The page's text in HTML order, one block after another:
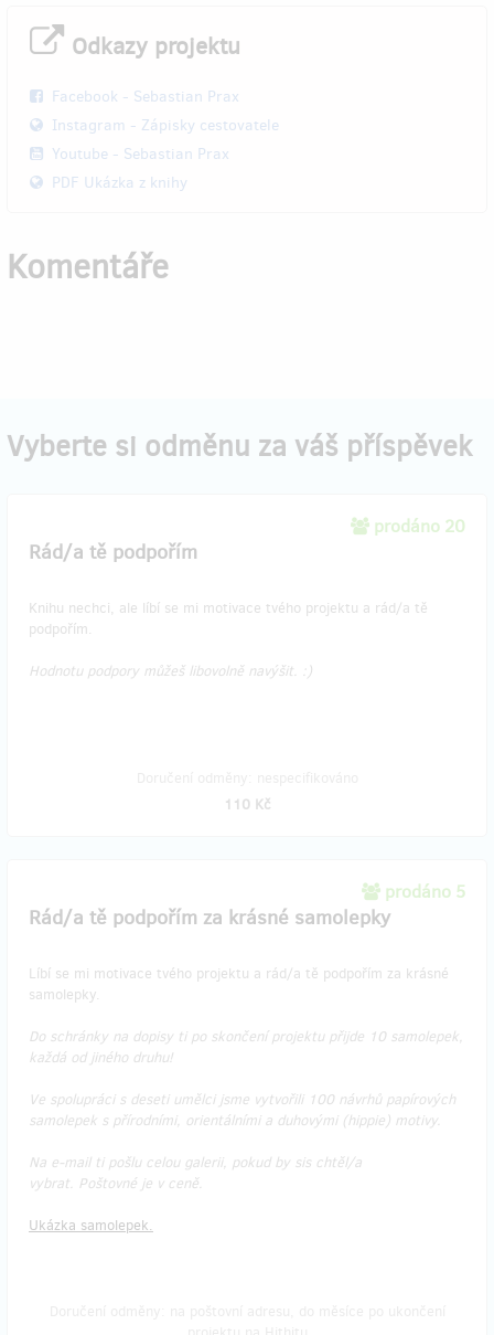
Odkazy projektu
Facebook - Sebastian Prax
Instagram - Zápisky cestovatele
Youtube - Sebastian Prax
PDF Ukázka z knihy
Komentáře
Vyberte si odměnu za váš příspěvek
prodáno 20
Rád/a tě podpořím
Knihu nechci, ale líbí se mi motivace tvého projektu a rád/a tě
podpořím.
Hodnotu podpory můžeš libovolně navýšit. :)
110 Kč
prodáno 5
Rád/a tě podpořím za krásné samolepky
Líbí se mi motivace tvého projektu a rád/a tě podpořím za krásné
samolepky.
Do schránky na dopisy ti po skončení projektu přijde 10 samolepek,
každá od jiného druhu!
Ve spolupráci s deseti umělci jsme vytvořili 100 návrhů papírových
samolepek s přírodními, orientálními a duhovými (hippie) motivy.
Na e-mail ti pošlu celou galerii, pokud by sis chtěl/a
vybrat. Poštovné je v ceně.
Ukázka samolepek.